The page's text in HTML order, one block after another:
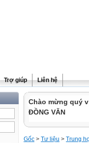
Trợ giúp Liên hệ
Chào mừng quý
ĐỒNG VĂN
Gốc > Tư liệu > Trung